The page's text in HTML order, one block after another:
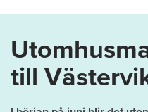
till